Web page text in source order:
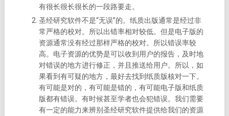
有很长很长很长的一段路要走。
圣经研究软件不是“无误”的。 纸质出版通常是经过非
常严格的校对。所以出错率相对较低。但是电子版的
资源通常没有经过那样严格的校对。所以错误率较
高。电子资源的优势是可以收到用户的报告，及时地
对错误的地方进行修正，并且推送给用户。所以，如
果看到有可疑的地方，最好去找到纸质版核对一下。
有可能是对的，有可能是错的，有可能电子版和纸质
版都有错误。 有时候甚至学者也会犯错误。我们需要
有一定的能力来辨别圣经研究软件提供给我们的资源